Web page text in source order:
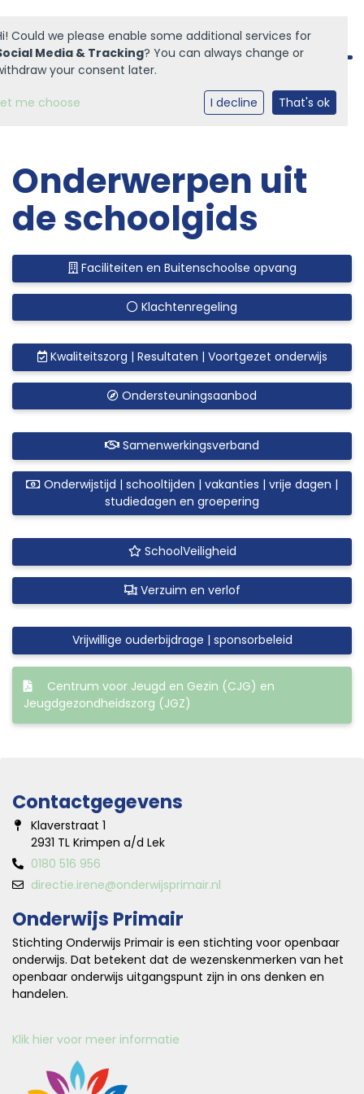
Praktische informatie
Medezeggenschap
Ik zoek een school
Onderwerpen uit
de schoolgids
Faciliteiten en Buitenschoolse opvang
Klachtenregeling
Kwaliteitszorg | Resultaten | Voortgezet onderwijs
Ondersteuningsaanbod
Samenwerkingsverband
Onderwijstijd | schooltijden | vakanties | vrije dagen |
studiedagen en groepering
SchoolVeiligheid
Verzuim en verlof
Vrijwillige ouderbijdrage | sponsorbeleid
Centrum voor Jeugd en Gezin (CJG) en
Jeugdgezondheidszorg (JGZ)
Contactgegevens
Klaverstraat 1
2931 TL Krimpen a/d Lek
0180 516 956
directie.irene@onderwijsprimair.nl
Onderwijs Primair
Stichting Onderwijs Primair is een stichting voor openbaar
onderwijs. Dat betekent dat de wezenskenmerken van het
openbaar onderwijs uitgangspunt zijn in ons denken en
handelen.
Klik hier voor meer informatie
Could we please enable some additional services for
Media & Tracking? You can always change or
your consent later.
me choose
I decline That's ok